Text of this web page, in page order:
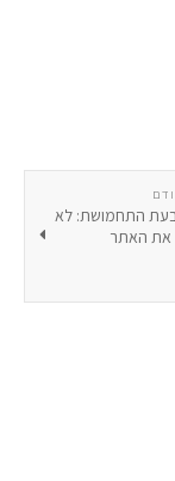
התחמושת: לא
את האתר